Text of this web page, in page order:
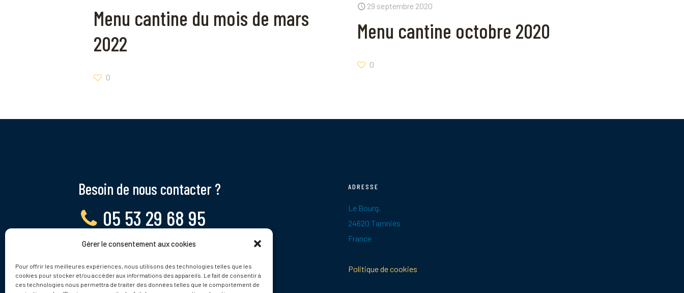
Gérer le consentement aux cookies
Pour offrir les meilleures expériences, nous utilisons des technologies telles que les
cookies pour stocker et/ou accéder aux informations des appareils. Le fait de consentir à
ces technologies nous permettra de traiter des données telles que le comportement de
Menu cantine du mois de mars
2022
0
29 septembre 2020
Menu cantine octobre 2020
0
Besoin de nous contacter ?
05 53 29 68 95
Lundi - Vendredi, 9 - 12h
ADRESSE
Le Bourg,
24620 Tamniès
France
Politique de cookies